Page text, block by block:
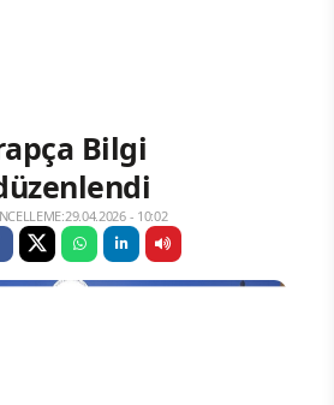
Bilgi
- 10:02